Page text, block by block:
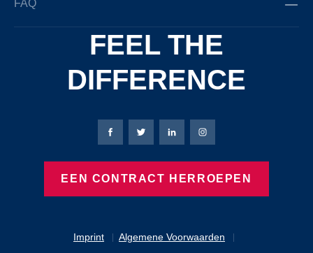
FAQ
FEEL THE
DIFFERENCE
Imprint Algemene Voorwaarden
Bierbaum-Proenen Facebook-pagina
Bierbaum-Proenen X-pagina
Bierbaum-Proenen
Bierbaum-Proenen
EEN CONTRACT HERROEPEN